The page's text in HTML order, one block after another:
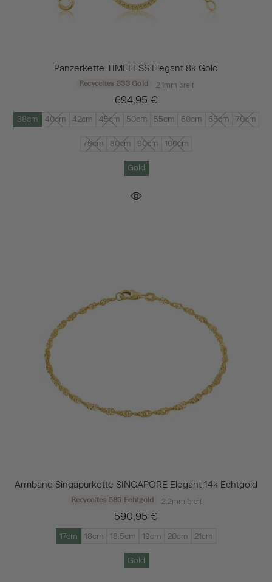
Panzerkette TIMELESS Elegant 8k Gold
Recyceltes 333 Gold 2,1mm breit
694,95 €
38cm 40cm 42cm 45cm 50cm 55cm 60cm 65cm 70cm
75cm 80cm 90cm 100cm
Gold
Armband Singapurkette SINGAPORE Elegant 14k Echtgold
Recyceltes 585 Echtgold 2,2mm breit
590,95 €
17cm 18cm 18.5cm 19cm 20cm 21cm
Gold